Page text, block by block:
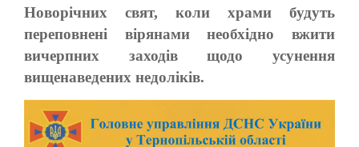
Новорічних свят, коли храми будуть
переповнені вірянами необхідно вжити
вичерпних заходів щодо усунення
вищенаведених недоліків.